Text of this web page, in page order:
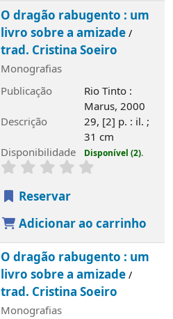
O dragão rabugento : um
livro sobre a amizade/
trad. Cristina Soeiro
Monografias
Publicação
Rio Tinto :
Marus, 2000
Descrição
29, [2] p. : il. ;
31 cm
Disponibilidade
Disponível (2).
Reservar
Adicionar ao carrinho
O dragão rabugento : um
livro sobre a amizade/
trad. Cristina Soeiro
Monografias